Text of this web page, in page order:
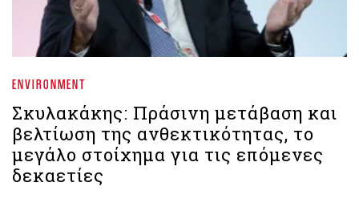
ENVIRONMENT
Σκυλακάκης: Πράσινη μετάβαση και
βελτίωση της ανθεκτικότητας, το
μεγάλο στοίχημα για τις επόμενες
δεκαετίες